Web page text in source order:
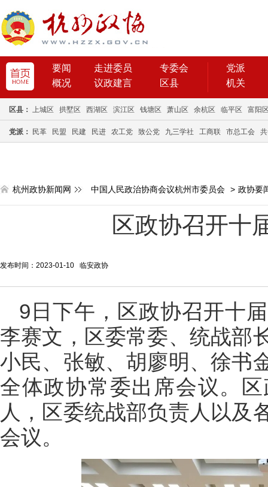
要闻 走进委员
专委会
概况
议政建言 区县
党派
机关
区县： 上城区 拱墅区 西湖区 滨江区 钱塘区 萧山区 余杭区 临平区 富阳
党派： 民革 民盟 民建 民进 农工党 致公党 九三学社 工商联 市总工会
杭州政协新闻网 中国人民政治协商会议杭州市委员会 > 政协要
区政协召开十
发布时间：2023-01-10 临安政协
9日下午，区政协召开十
李赛文，区委常委、统战部
小民、张敏、胡廖明、徐书
全体政协常委出席会议。
人，区委统战部负责人以及
会议。